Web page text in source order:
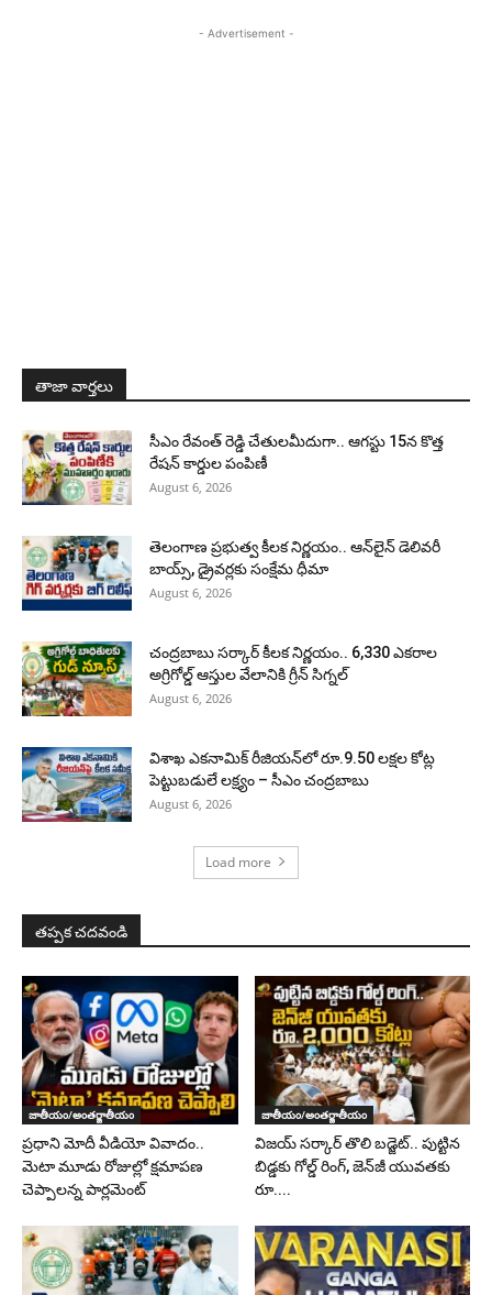
- Advertisement -
తాజా వార్తలు
సీఎం రేవంత్ రెడ్డి చేతులమీదుగా.. ఆగస్టు 15న కొత్త
రేషన్ కార్డుల పంపిణీ
August 6, 2026
తెలంగాణ ప్రభుత్వ కీలక నిర్ణయం.. ఆన్‌లైన్ డెలివరీ
బాయ్స్, డ్రైవర్లకు సంక్షేమ ధీమా
August 6, 2026
చంద్రబాబు సర్కార్ కీలక నిర్ణయం.. 6,330 ఎకరాల
అగ్రిగోల్డ్ ఆస్తుల వేలానికి గ్రీన్ సిగ్నల్
August 6, 2026
విశాఖ ఎకనామిక్ రీజియన్‌లో రూ.9.50 లక్షల కోట్ల
పెట్టుబడులే లక్ష్యం – సీఎం చంద్రబాబు
August 6, 2026
Load more
తప్పక చదవండి
జాతీయం/అంతర్జాతీయం
ప్రధాని మోదీ వీడియో వివాదం..
మెటా మూడు రోజుల్లో క్షమాపణ
చెప్పాలన్న పార్లమెంట్
జాతీయం/అంతర్జాతీయం
విజయ్ సర్కార్ తొలి బడ్జెట్.. పుట్టిన
బిడ్డకు గోల్డ్ రింగ్, జెన్‌జీ యువతకు
రూ....